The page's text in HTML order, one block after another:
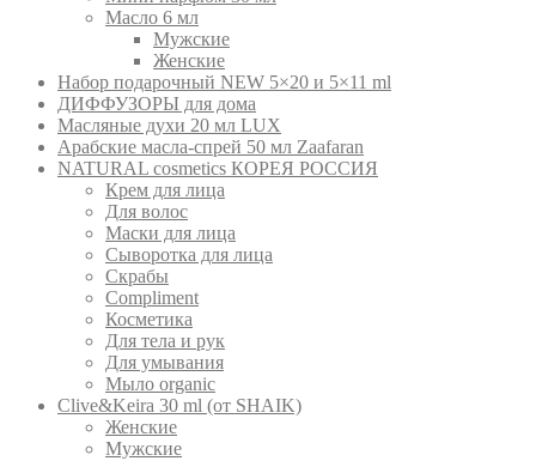
Масло 6 мл
Мужские
Женские
Набор подарочный NEW 5×20 и 5×11 ml
ДИФФУЗОРЫ для дома
Масляные духи 20 мл LUX
Арабские масла-спрей 50 мл Zaafaran
NATURAL cosmetics КОРЕЯ РОССИЯ
Крем для лица
Для волос
Маски для лица
Сыворотка для лица
Скрабы
Compliment
Косметика
Для тела и рук
Для умывания
Мыло organic
Clive&Keira 30 ml (от SHAIK)
Женские
Мужские